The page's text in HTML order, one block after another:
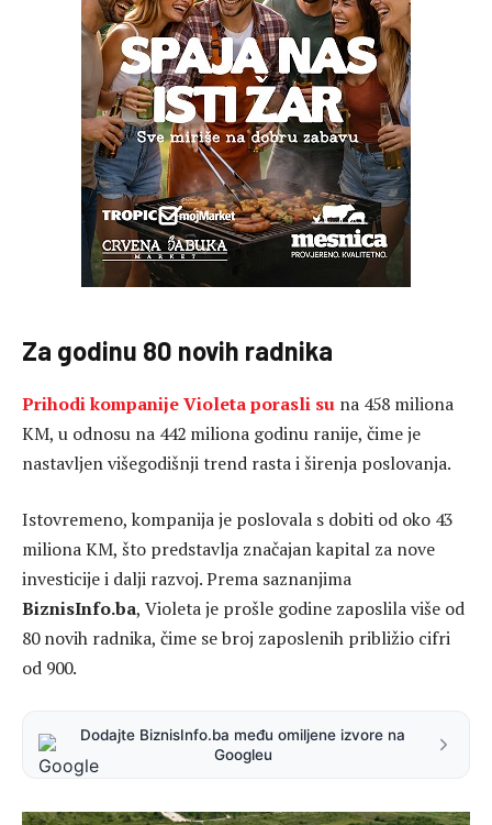
Za godinu 80 novih radnika
Prihodi kompanije Violeta porasli su na 458 miliona
KM, u odnosu na 442 miliona godinu ranije, čime je
nastavljen višegodišnji trend rasta i širenja poslovanja.
Istovremeno, kompanija je poslovala s dobiti od oko 43
miliona KM, što predstavlja značajan kapital za nove
investicije i dalji razvoj. Prema saznanjima
BiznisInfo.ba, Violeta je prošle godine zaposlila više od
80 novih radnika, čime se broj zaposlenih približio cifri
od 900.
Dodajte BiznisInfo.ba među omiljene izvore na
Googleu